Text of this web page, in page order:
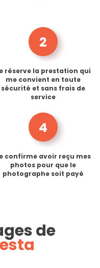
2
réserve la prestation qui
me convient en toute
sécurité et sans frais de
service
4
confirme avoir reçu mes
photos pour que le
photographe soit payé
de